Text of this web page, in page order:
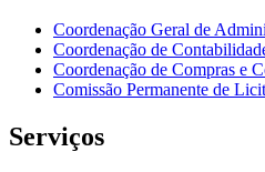
Coordenação Geral de
Coordenação de
Coordenação de Compras e
Comissão Permanente de
Serviços